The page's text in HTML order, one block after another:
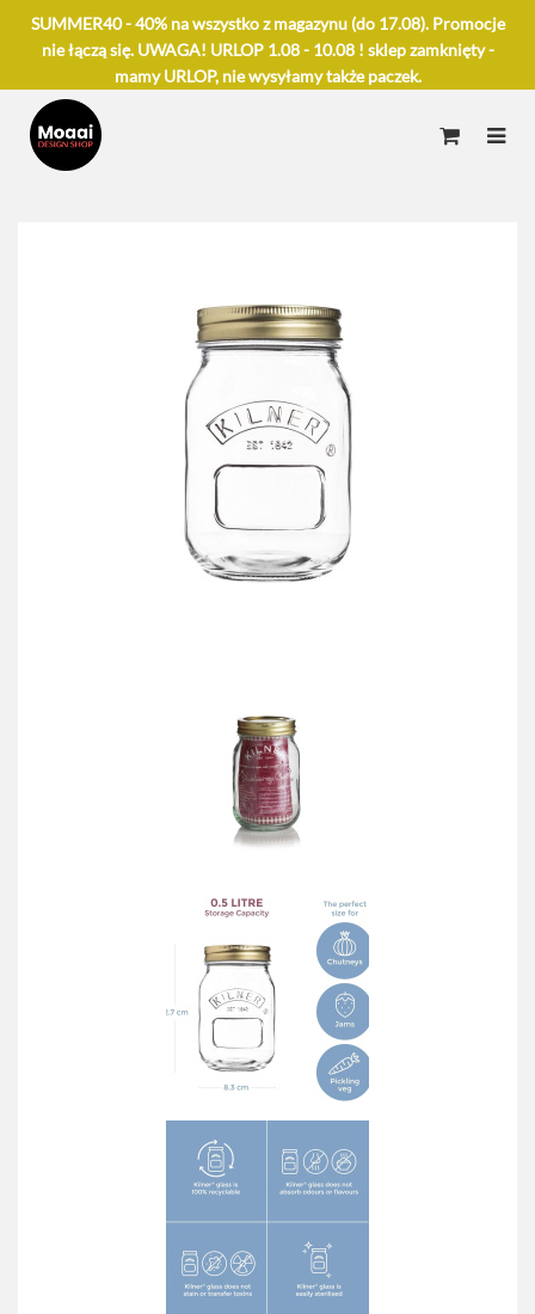
SUMMER40 - 40% na wszystko z magazynu (do 17.08). Promocje
nie łączą się. UWAGA! URLOP 1.08 - 10.08 ! sklep zamknięty -
mamy URLOP, nie wysyłamy także paczek.